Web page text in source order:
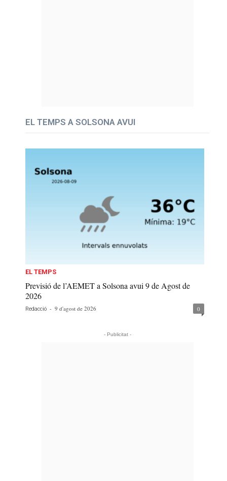
EL TEMPS A SOLSONA AVUI
EL TEMPS
Previsió de l’AEMET a Solsona avui 9 de Agost de
2026
Redacció - 9 d'agost de 2026 0
- Publicitat -